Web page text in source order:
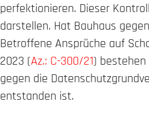
perfektionieren. Dieser
darstellen. Hat Bauhaus
Betroffene Ansprüche auf
2023 (Az.: C-300/21)
gegen die
entstanden ist.